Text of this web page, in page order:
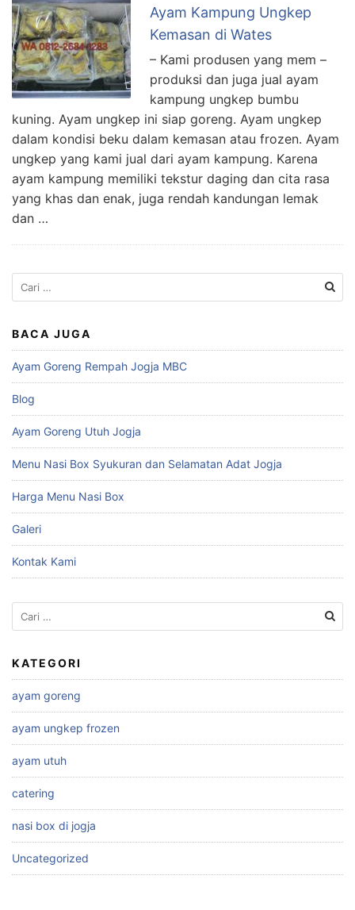
Ayam Kampung Ungkep
Kemasan di Wates
– Kami produsen yang mem –
produksi dan juga jual ayam
kampung ungkep bumbu
kuning. Ayam ungkep ini siap goreng. Ayam ungkep
dalam kondisi beku dalam kemasan atau frozen. Ayam
ungkep yang kami jual dari ayam kampung. Karena
ayam kampung memiliki tekstur daging dan cita rasa
yang khas dan enak, juga rendah kandungan lemak
dan …
Cari
untuk:
BACA JUGA
Ayam Goreng Rempah Jogja MBC
Blog
Ayam Goreng Utuh Jogja
Menu Nasi Box Syukuran dan Selamatan Adat Jogja
Harga Menu Nasi Box
Galeri
Kontak Kami
Cari
untuk:
KATEGORI
ayam goreng
ayam ungkep frozen
ayam utuh
catering
nasi box di jogja
Uncategorized